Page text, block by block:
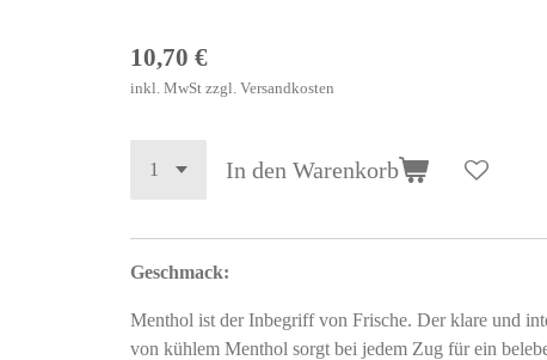
10,70 €
inkl. MwSt zzgl. Versandkosten
In den Warenkorb
Geschmack:
Menthol ist der Inbegriff von Frische. Der klare und
von kühlem Menthol sorgt bei jedem Zug für ein